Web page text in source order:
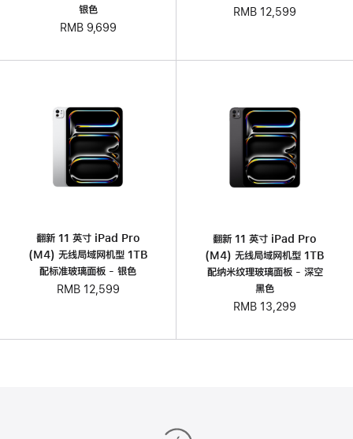
银色
RMB 9,699
RMB 12,599
翻新 11 英寸 iPad Pro
(M4) 无线局域网机型 1TB
配标准玻璃面板 - 银色
RMB 12,599
翻新 11 英寸 iPad Pro
(M4) 无线局域网机型 1TB
配纳米纹理玻璃面板 - 深空
黑色
RMB 13,299